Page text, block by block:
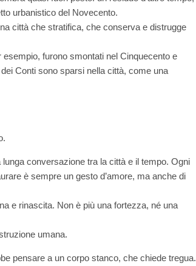
urbanistico del Novecento.
città che stratifica, che conserva e distrugge
furono smontati nel Cinquecento e
Conti sono sparsi nella città, come una
conversazione tra la città e il tempo. Ogni
è sempre un gesto d’amore, ma anche di
e rinascita. Non è più una fortezza, né una
umana.
pensare a un corpo stanco, che chiede tregua.